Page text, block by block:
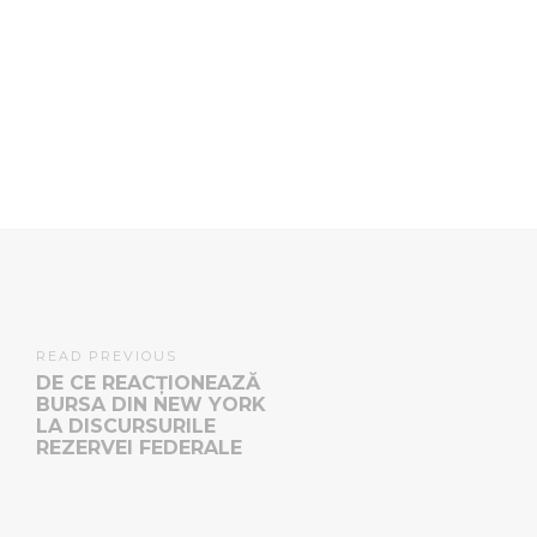
READ PREVIOUS
DE CE REACȚIONEAZĂ
BURSA DIN NEW YORK
LA DISCURSURILE
REZERVEI FEDERALE